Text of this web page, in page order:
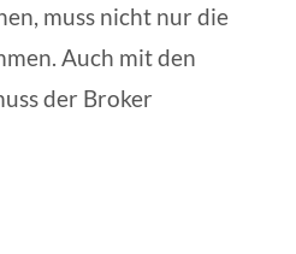
muss nicht nur die
Auch mit den
der Broker